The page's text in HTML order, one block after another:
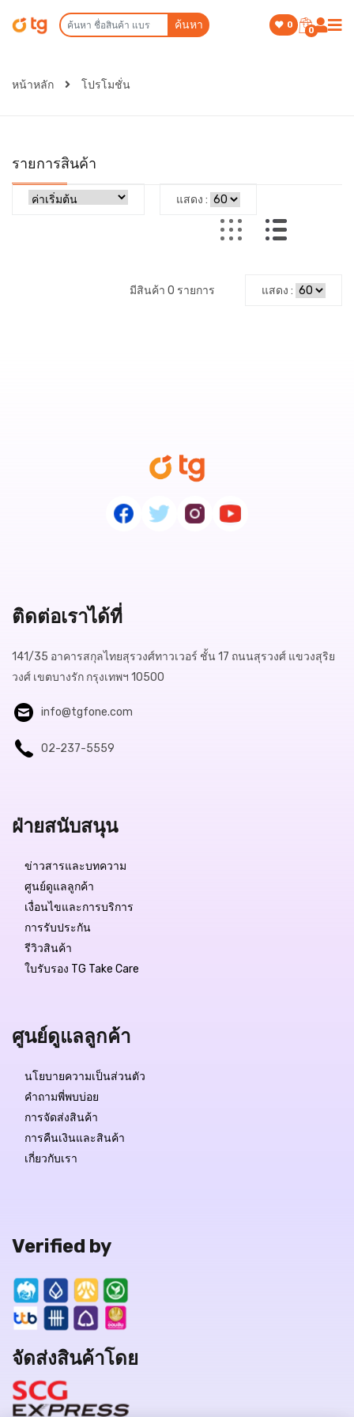
ค้นหา 0
0
หน้าหลัก โปรโมชั่น
รายการสินค้า
แสดง :
มีสินค้า 0 รายการ แสดง :
ติดต่อเราได้ที่
141/35 อาคารสกุลไทยสุรวงศ์ทาวเวอร์ ชั้น 17 ถนนสุรวงศ์ แขวงสุริย
วงศ์ เขตบางรัก กรุงเทพฯ 10500
info@tgfone.com
02-237-5559
ฝ่ายสนับสนุน
ข่าวสารและบทความ
ศูนย์ดูแลลูกค้า
เงื่อนไขและการบริการ
การรับประกัน
รีวิวสินค้า
ใบรับรอง TG Take Care
ศูนย์ดูแลลูกค้า
นโยบายความเป็นส่วนตัว
คำถามพี่พบบ่อย
การจัดส่งสินค้า
การคืนเงินและสินค้า
เกี่ยวกับเรา
Verified by
จัดส่งสินค้าโดย